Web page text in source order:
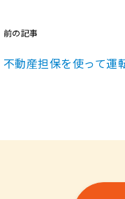
前の記事
不動産担保を使って運